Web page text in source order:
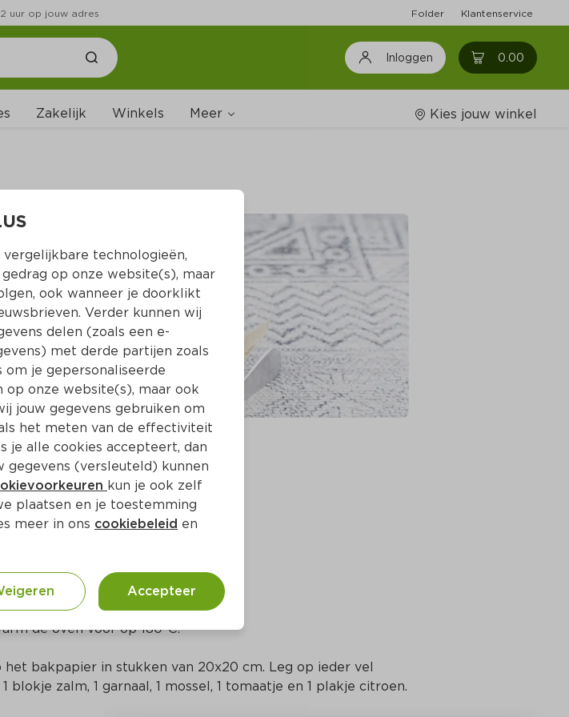
uur op jouw adres Folder Klantenservice
Inloggen 0.00 0
Zakelijk Winkels Meer
Wijnshop
Boodschappenlijstjes
Kies jouw winkel
de oven voor op 180ºC.
het bakpapier in stukken van 20x20 cm. Leg op ieder vel
blokje zalm, 1 garnaal, 1 mossel, 1 tomaatje en 1 plakje citroen.
technologieën,
op onze website(s), maar
ook wanneer je doorklikt
Verder kunnen wij
delen (zoals een e-
met derde partijen zoals
je gepersonaliseerde
onze website(s), maar ook
jouw gegevens gebruiken om
het meten van de effectiviteit
je alle cookies accepteert, dan
gegevens (versleuteld) kunnen
kun je ook zelf
plaatsen en je toestemming
meer in ons cookiebeleid en
Accepteer